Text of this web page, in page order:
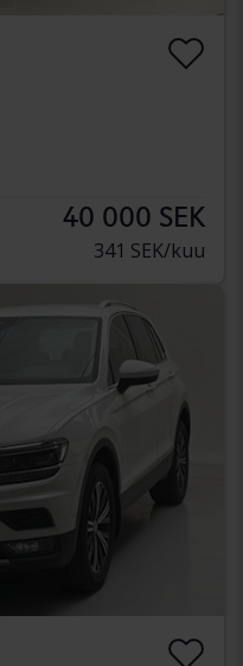
40 000 SEK
341 SEK/kuu